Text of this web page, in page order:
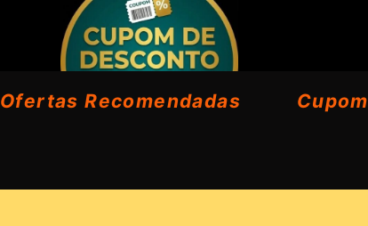
Ofertas Recomendadas Cupom